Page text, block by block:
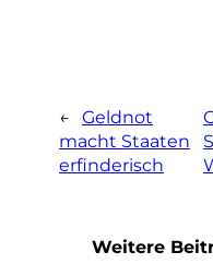
← Geldnot
macht Staaten
erfinderisch
Weitere